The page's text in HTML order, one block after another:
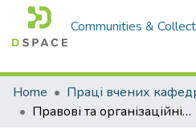
Communities &
Home
Праці вчених
Правові та організаційні засади надання домедичної допомоги